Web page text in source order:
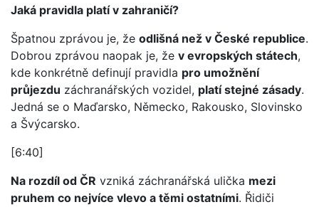
Jaká pravidla platí v zahraničí?
Špatnou zprávou je, že odlišná než v České republice.
Dobrou zprávou naopak je, že v evropských státech,
kde konkrétně definují pravidla pro umožnění
průjezdu záchranářských vozidel, platí stejné zásady.
Jedná se o Maďarsko, Německo, Rakousko, Slovinsko
a Švýcarsko.
[6:40]
Na rozdíl od ČR vzniká záchranářská ulička mezi
pruhem co nejvíce vlevo a těmi ostatními. Řidiči